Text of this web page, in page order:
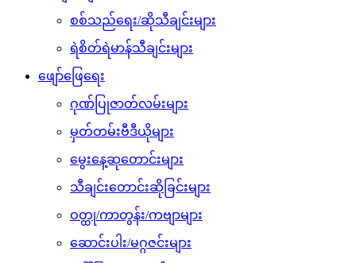
စစ်သည်ရေး/ဆိုသီချင်းများ
ရဲစိတ်ရဲမာန်သီချင်းများ
ဖျော်ဖြေရေး
ဂုဏ်ပြုဇာတ်လမ်းများ
မှတ်တမ်းဗီဒီယိုများ
မွေးနေ့ဆုတောင်းများ
သီချင်းတောင်းဆိုခြင်းများ
ဝတ္ထု/ကာတွန်း/ကဗျာများ
ဆောင်းပါး/မဂ္ဂဇင်းများ